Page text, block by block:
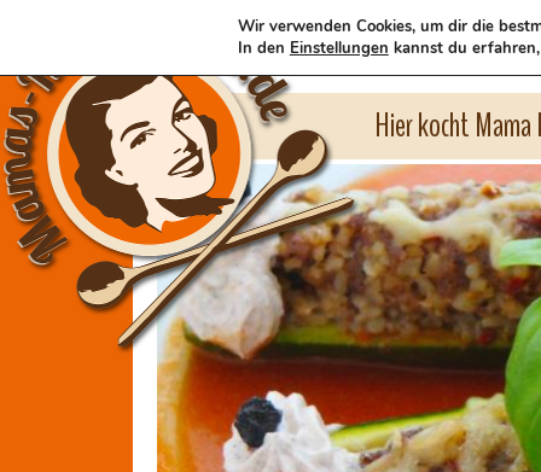
Hier kocht
Wir verwenden Cookies, um dir die
In den Einstellungen kannst du